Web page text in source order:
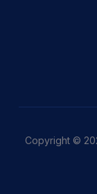
Copyright ©